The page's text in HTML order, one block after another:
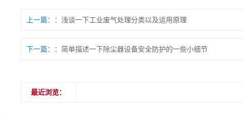
上一篇： 浅谈一下工业废气处理分类以及运用原理
下一篇： 简单描述一下除尘器设备安全防护的一些小细节
最近浏览：